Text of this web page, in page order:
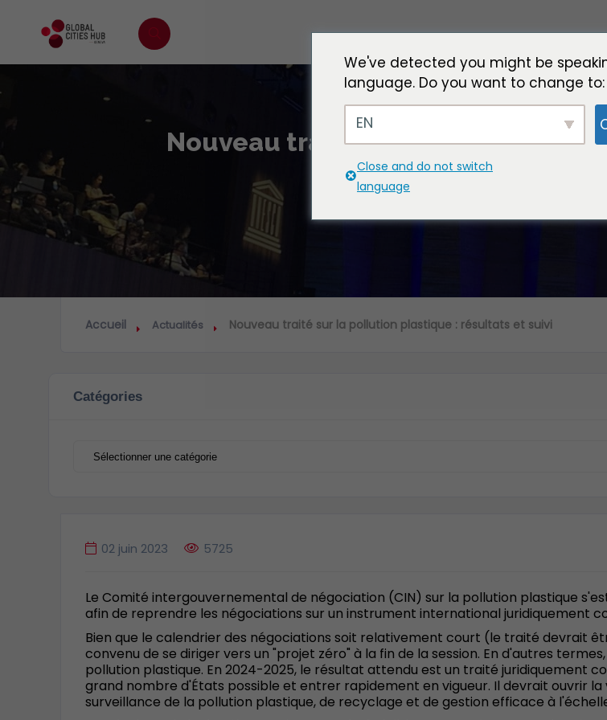
Nouveau traité sur la pollution
Accueil Actualités Nouveau traité sur la pollution plastique : résultats et suivi
Catégories
Catégories
02 juin 2023 5725
Le Comité intergouvernemental de négociation (CIN) sur la pollution plastique
afin de reprendre les négociations sur un instrument international juridiquement
Bien que le calendrier des négociations soit relativement court (le traité devrait
convenu de se diriger vers un "projet zéro" à la fin de la session. En d'autres
pollution plastique. En 2024-2025, le résultat attendu est un traité juridiquement
grand nombre d'États possible et entrer rapidement en vigueur. Il devrait ouvrir
surveillance de la pollution plastique, de recyclage et de gestion efficace à
We've detected you might be
language. Do you want to change to:
EN
Close and do not switch
language